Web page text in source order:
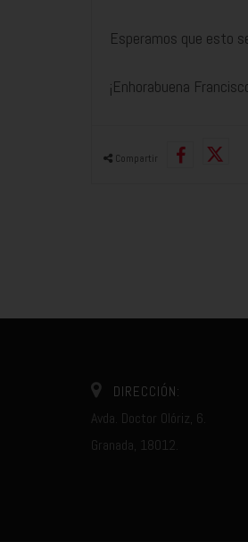
Esperamos que esto
¡Enhorabuena
Compartir
DIRECCIÓN:
Avda. Doctor Olóriz, 6.
Granada, 18012.